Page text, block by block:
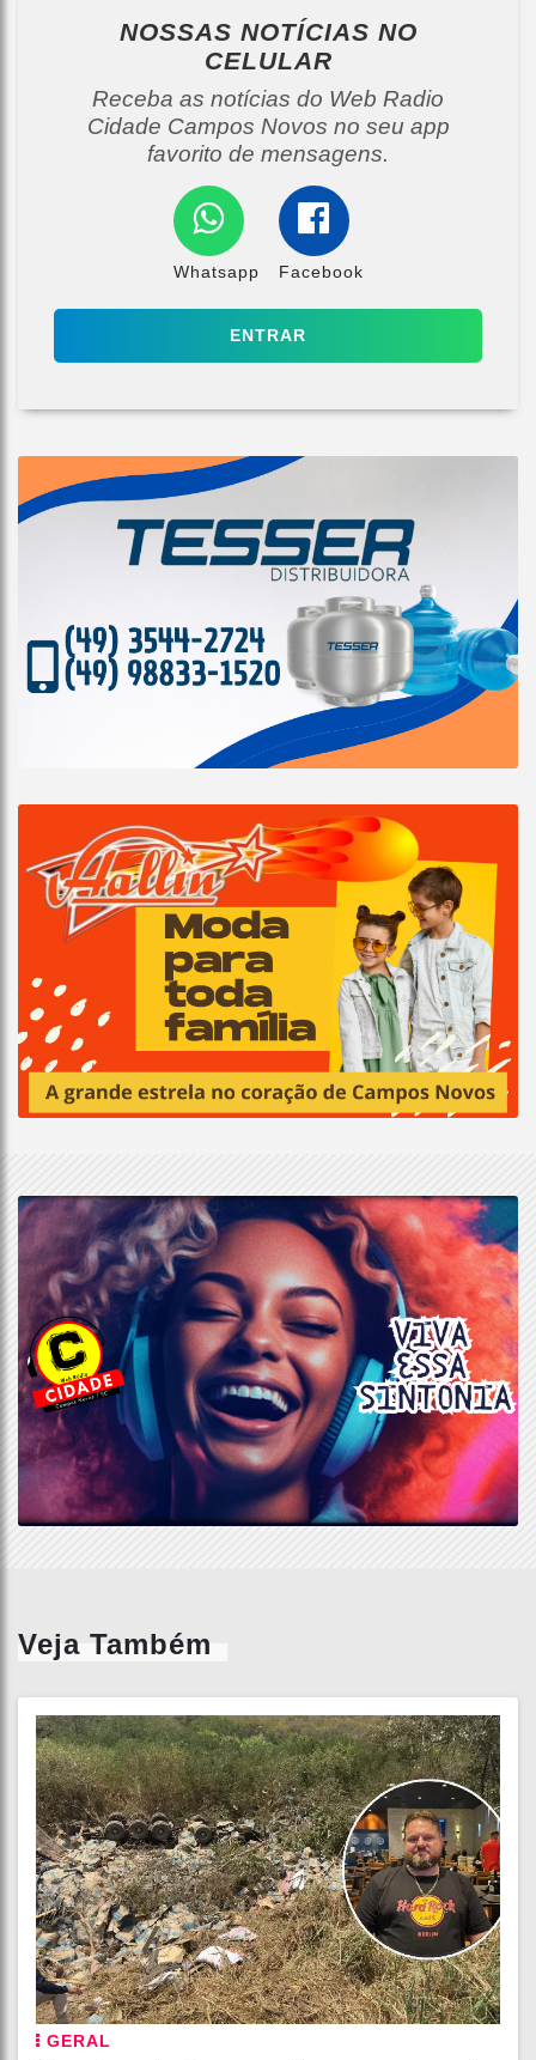
NOSSAS NOTÍCIAS NO
CELULAR
Receba as notícias do Web Radio
Cidade Campos Novos no seu app
favorito de mensagens.
Whatsapp Facebook
ENTRAR
Veja Também
GERAL